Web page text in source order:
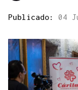
Publicado: 04